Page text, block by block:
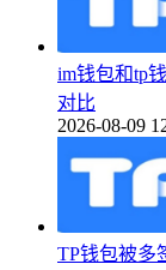
im钱包和tp
对比
2026-08-09
TP钱包被多